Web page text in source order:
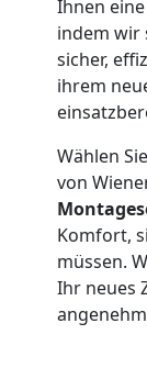
Ihnen
indem wir
sicher,
ihrem
Wählen
von
Komfort,
müssen.
Ihr neues
Wiener
Mini